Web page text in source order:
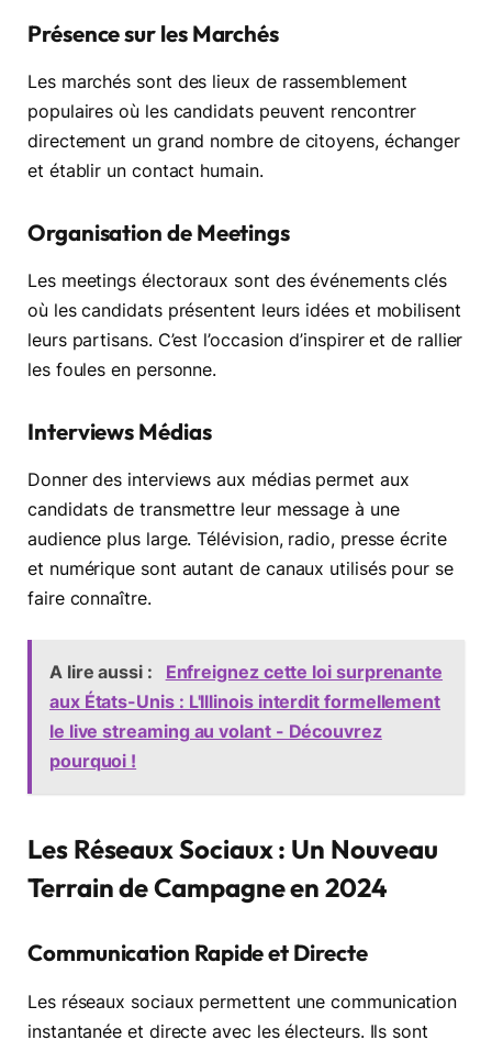
Présence sur les Marchés
Les marchés sont des lieux de rassemblement
populaires où les candidats peuvent rencontrer
directement un grand nombre de citoyens, échanger
et établir un contact humain.
Organisation de Meetings
Les meetings électoraux sont des événements clés
où les candidats présentent leurs idées et mobilisent
leurs partisans. C’est l’occasion d’inspirer et de rallier
les foules en personne.
Interviews Médias
Donner des interviews aux médias permet aux
candidats de transmettre leur message à une
audience plus large. Télévision, radio, presse écrite
et numérique sont autant de canaux utilisés pour se
faire connaître.
A lire aussi :
Enfreignez cette loi surprenante
aux États-Unis : L'Illinois interdit formellement
le live streaming au volant - Découvrez
pourquoi !
Les Réseaux Sociaux : Un Nouveau
Terrain de Campagne en 2024
Communication Rapide et Directe
Les réseaux sociaux permettent une communication
instantanée et directe avec les électeurs. Ils sont